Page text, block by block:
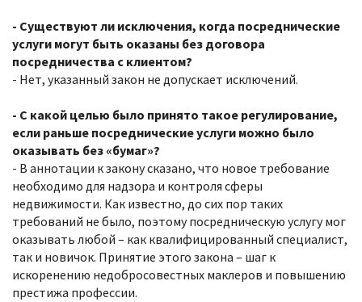
- Существуют ли исключения, когда посреднические
услуги могут быть оказаны без договора
посредничества с клиентом?
- Нет, указанный закон не допускает исключений.
- С какой целью было принято такое регулирование,
если раньше посреднические услуги можно было
оказывать без «бумаг»?
- В аннотации к закону сказано, что новое требование
необходимо для надзора и контроля сферы
недвижимости. Как известно, до сих пор таких
требований не было, поэтому посредническую услугу мог
оказывать любой – как квалифицированный специалист,
так и новичок. Принятие этого закона – шаг к
искоренению недобросовестных маклеров и повышению
престижа профессии.